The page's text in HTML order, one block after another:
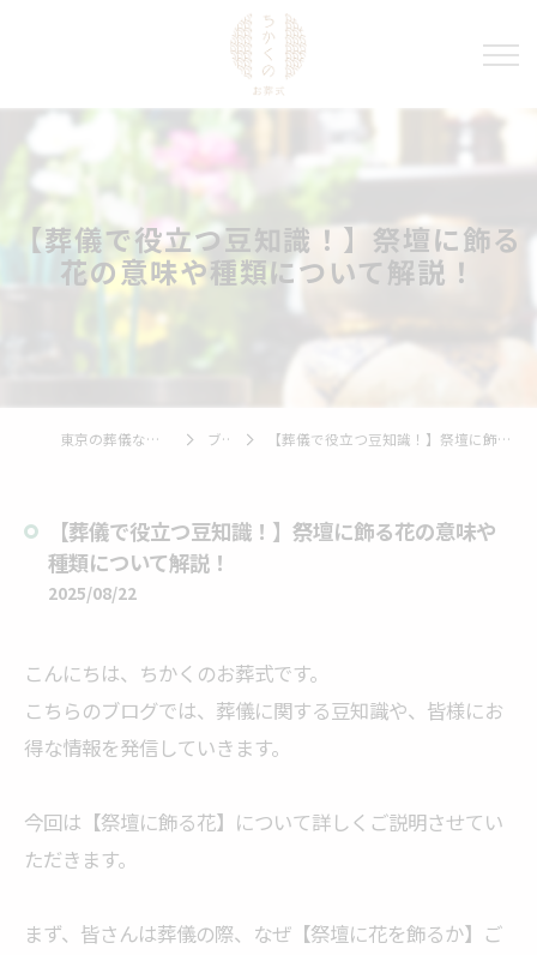
【葬儀で役立つ豆知識！】祭壇に飾る
花の意味や種類について解説！
東京の葬儀ならちかくのお葬式 ブログ 【葬儀で役立つ豆知識！】祭壇に飾る花の意味や種類について解説！
【葬儀で役立つ豆知識！】祭壇に飾る花の意味や
種類について解説！
2025/08/22
こんにちは、ちかくのお葬式です。
こちらのブログでは、葬儀に関する豆知識や、皆様にお
得な情報を発信していきます。
今回は【祭壇に飾る花】について詳しくご説明させてい
ただきます。
まず、皆さんは葬儀の際、なぜ【祭壇に花を飾るか】ご